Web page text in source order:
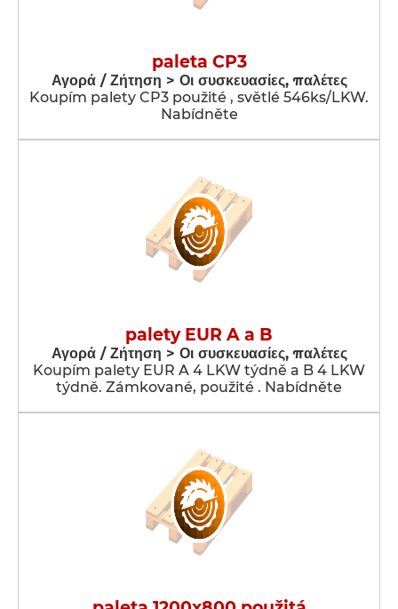
paleta CP3
Αγορά / Ζήτηση > Οι συσκευασίες, παλέτες
Koupím palety CP3 použité , světlé 546ks/LKW.
Nabídněte
palety EUR A a B
Αγορά / Ζήτηση > Οι συσκευασίες, παλέτες
Koupím palety EUR A 4 LKW týdně a B 4 LKW
týdně. Zámkované, použité . Nabídněte